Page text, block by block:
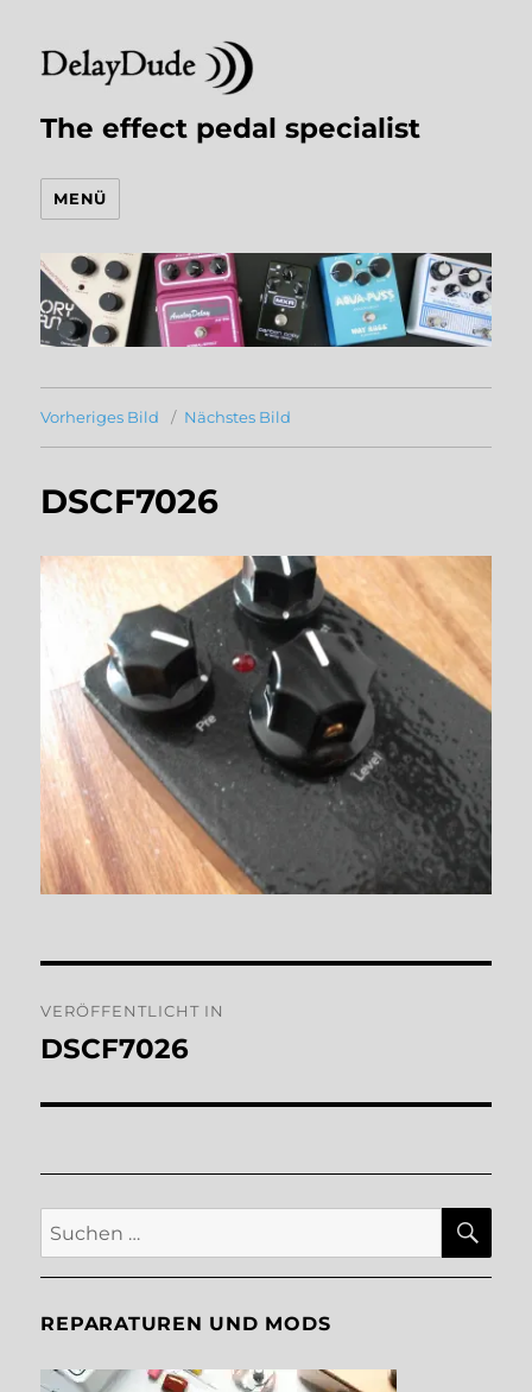
The effect pedal specialist
MENÜ
Vorheriges Bild Nächstes Bild
DSCF7026
VERÖFFENTLICHT IN
DSCF7026
Suche
nach:
REPARATUREN UND MODS